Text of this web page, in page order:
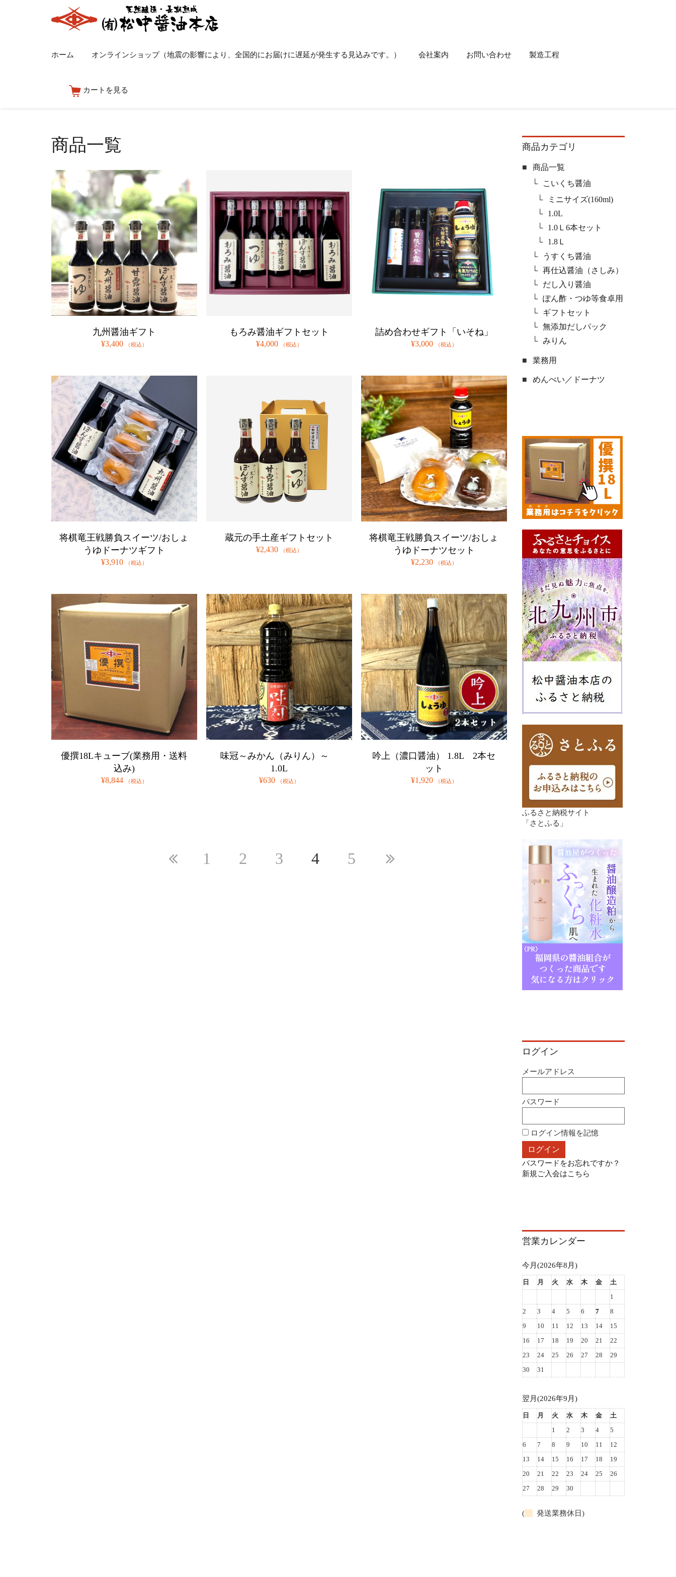
ホーム オンラインショップ（地震の影響により、全国的にお届けに遅延が発生する見込みです。） 会社案内 お問い合わせ 製造工程
カートを見る
商品一覧
九州醤油ギフト
¥3,400 （税込）
もろみ醤油ギフトセット
¥4,000 （税込）
詰め合わせギフト「いそね」
¥3,000 （税込）
将棋竜王戦勝負スイーツ/おしょ
うゆドーナツギフト
¥3,910 （税込）
蔵元の手土産ギフトセット
¥2,430 （税込）
将棋竜王戦勝負スイーツ/おしょ
うゆドーナツセット
¥2,230 （税込）
優撰18Lキューブ(業務用・送料
込み)
¥8,844 （税込）
味冠～みかん（みりん）～
1.0L
¥630 （税込）
吟上（濃口醤油） 1.8L 2本セ
ット
¥1,920 （税込）
Page
1 Page
2 Page
3 Page
4 Page
5
Next
商品カテゴリ
商品一覧
こいくち醤油
ミニサイズ(160ml)
1.0L
1.0Ｌ6本セット
1.8Ｌ
うすくち醤油
再仕込醤油（さしみ）
だし入り醤油
ぽん酢・つゆ等食卓用
ギフトセット
無添加だしパック
みりん
業務用
めんべい／ドーナツ
ふるさと納税サイト
「さとふる」
ログイン
メールアドレス
パスワード
ログイン情報を記憶
パスワードをお忘れですか？
新規ご入会はこちら
営業カレンダー
今月(2026年8月)
日 月 火 水 木 金
土
1
2
3 4 5 6 7
8
9
10 11 12 13 14
15
16
17 18 19 20 21
22
23
24 25 26 27 28
29
30
31
翌月(2026年9月)
日 月 火 水 木 金
土
1
2 3 4
5
6
7 8 9 10 11
12
13
14 15 16 17 18
19
20
21 22 23 24 25
26
27
28 29 30
( 発送業務休日)